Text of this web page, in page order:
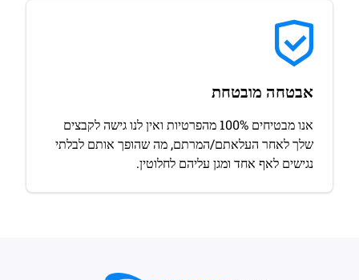
אבטחה מובטחת
אנו מבטיחים 100% מהפרטיות ואין לנו גישה לקבצים
שלך לאחר העלאתם/המרתם, מה שהופך אותם לבלתי
נגישים לאף אחד ומגן עליהם לחלוטין.